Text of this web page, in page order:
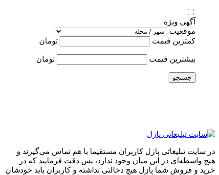
آگهی ویژه
موقعیت
کمترین قیمت
تومان
بیشترین قیمت تومان
جستجو
در سایت تبلیغاتی پازل کاربران مستقیما با هم تماس می‌گیرند و
هیچ واسطه‌ای در این میان وجود ندارد، پس دقت فرمایید که در
خرید و فروشِ شما پازل هیچ دخالتی نداشته و کاربران باید خودشان